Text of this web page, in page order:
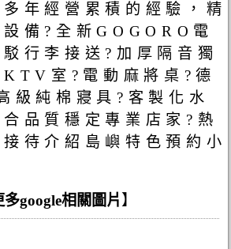
年經營累積的經驗，精
備?全新GOGORO電
行李接送?加厚隔音獨
室?電動麻將桌?德
級純棉寢具?客製化水
合品質穩定專業店家?熱
待介紹島嶼特色預約小
多google相關圖片 】